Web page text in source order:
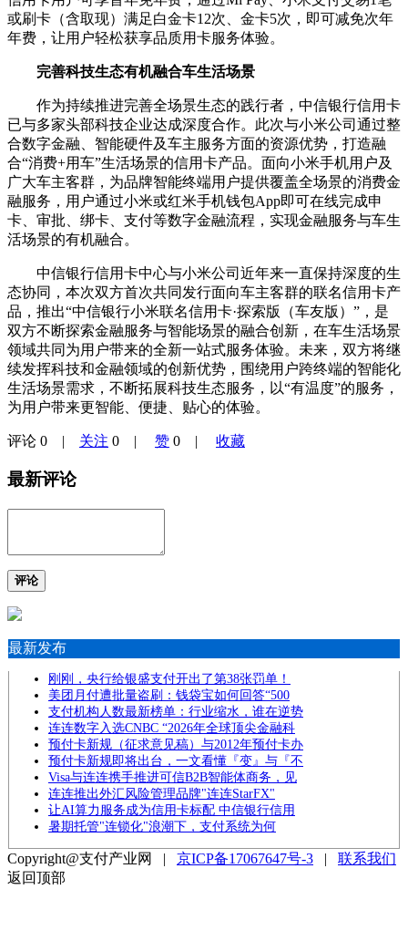
或刷卡（含取现）满足白金卡12次、金卡5次，即可减免次年
年费，让用户轻松获享品质用卡服务体验。
完善科技生态有机融合车生活场景
作为持续推进完善全场景生态的践行者，中信银行信用卡
已与多家头部科技企业达成深度合作。此次与小米公司通过整
合数字金融、智能硬件及车主服务方面的资源优势，打造融
合“消费+用车”生活场景的信用卡产品。面向小米手机用户及
广大车主客群，为品牌智能终端用户提供覆盖全场景的消费金
融服务，用户通过小米或红米手机钱包App即可在线完成申
卡、审批、绑卡、支付等数字金融流程，实现金融服务与车生
活场景的有机融合。
中信银行信用卡中心与小米公司近年来一直保持深度的生
态协同，本次双方首次共同发行面向车主客群的联名信用卡产
品，推出“中信银行小米联名信用卡·探索版（车友版）”，是
双方不断探索金融服务与智能场景的融合创新，在车生活场景
领域共同为用户带来的全新一站式服务体验。未来，双方将继
续发挥科技和金融领域的创新优势，围绕用户跨终端的智能化
生活场景需求，不断拓展科技生态服务，以“有温度”的服务，
为用户带来更智能、便捷、贴心的体验。
评论 0 | 关注 0 | 赞 0 | 收藏
最新评论
评论
最新发布
刚刚，央行给银盛支付开出了第38张罚单！
美团月付遭批量盗刷：钱袋宝如何回答“500
支付机构人数最新榜单：行业缩水，谁在逆势
连连数字入选CNBC “2026年全球顶尖金融科
预付卡新规（征求意见稿）与2012年预付卡办
预付卡新规即将出台，一文看懂『变』与『不
Visa与连连携手推进可信B2B智能体商务，见
连连推出外汇风险管理品牌"连连StarFX"
让AI算力服务成为信用卡标配 中信银行信用
暑期托管"连锁化"浪潮下，支付系统为何
Copyright@支付产业网 | 京ICP备17067647号-3 | 联系我们
返回顶部